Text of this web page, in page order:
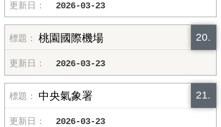
2026-03-23
20.
桃園國際機場
2026-03-23
21.
中央氣象署
2026-03-23